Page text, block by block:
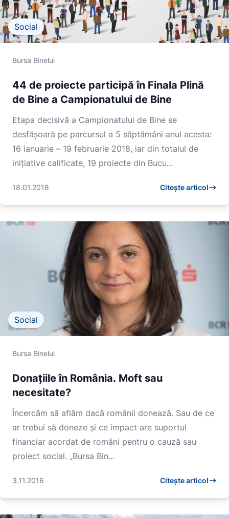
Social
Bursa Binelui
44 de proiecte participă în Finala Plină
de Bine a Campionatului de Bine
Etapa decisivă a Campionatului de Bine se
desfășoară pe parcursul a 5 săptămâni anul acesta:
16 ianuarie – 19 februarie 2018, iar din totalul de
inițiative calificate, 19 proiecte din Bucu...
18.01.2018 Citește articol
Social
Bursa Binelui
Donațiile în România. Moft sau
necesitate?
Încercăm să aflăm dacă românii donează. Sau de ce
ar trebui să doneze și ce impact are suportul
financiar acordat de români pentru o cauză sau
proiect social. „Bursa Bin...
3.11.2016 Citește articol